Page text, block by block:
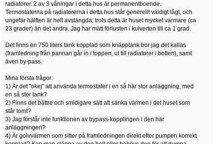
radiatorer. 2 av 3 våningar i detta hus är permanentboende.
Termostaterna på radiatorerna i detta hus står generellt väldigt lågt, och
ungefär hälften är helt avstängda; trots detta är huset mycket varmare (ca
23 grader) än det andra. Jag har mätt förlusten i kulverten till ca 1 grad.
Det finns en 750 liters tank kopplad som knäpptank tror jag det kallas
(framledning från pannan går in i toppen, ut till radiatorer i botten), samt
även by-pass.
Mina första frågor:
1) Är det "okej" att använda termostater i en så här stor anläggning, med
en så stor tank?
2) Finns det bättre och smidigare sätt att sänka värmen i det huset som
står tomt?
3) Jag förstår inte funktionen av bypass-kopplingen i den här
anläggningen?
4) Är golvvärmen som sitter på framledningen direkt efter pumpen korrekt